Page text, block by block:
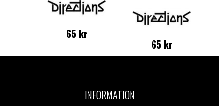
65 kr
65 kr
INFORMATION